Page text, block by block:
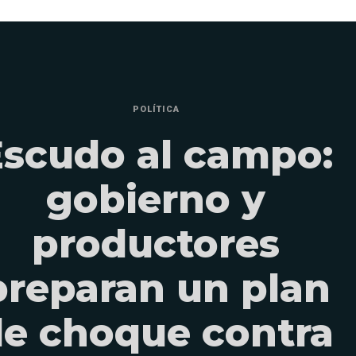
POLÍTICA
al campo:
gobierno y
productores
un plan
choque contra